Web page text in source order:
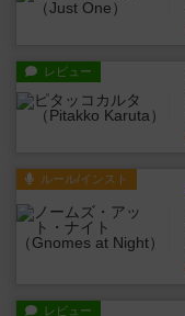
レビュー
ルール/インスト
レビュー